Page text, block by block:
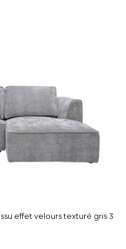
effet velours texturé gris 3